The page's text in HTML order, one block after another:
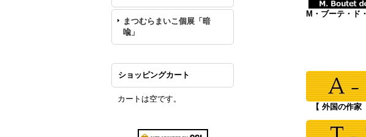
まつむらまいこ個展「暗
喩」
ショッピングカート
カートは空です。
M・ブーテ・ド
【 外国の作家